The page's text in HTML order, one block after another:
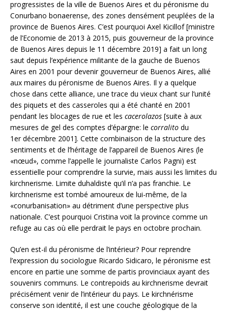
progressistes de la ville de Buenos Aires et du péronisme du
Conurbano bonaerense, des zones densément peuplées de la
province de Buenos Aires. C’est pourquoi Axel Kicillof [ministre
de l’Economie de 2013 à 2015, puis gouverneur de la province
de Buenos Aires depuis le 11 décembre 2019] a fait un long
saut depuis l’expérience militante de la gauche de Buenos
Aires en 2001 pour devenir gouverneur de Buenos Aires, allié
aux maires du péronisme de Buenos Aires. Il y a quelque
chose dans cette alliance, une trace du vieux chant sur l’unité
des piquets et des casseroles qui a été chanté en 2001
pendant les blocages de rue et les cacerolazos [suite à aux
mesures de gel des comptes d’épargne: le corralito du
1er décembre 2001]. Cette combinaison de la structure des
sentiments et de l’héritage de l’appareil de Buenos Aires (le
«nœud», comme l’appelle le journaliste Carlos Pagni) est
essentielle pour comprendre la survie, mais aussi les limites du
kirchnerisme. Limite duhaldiste qu’il n’a pas franchie. Le
kirchnerisme est tombé amoureux de lui-même, de la
«conurbanisation» au détriment d’une perspective plus
nationale. C’est pourquoi Cristina voit la province comme un
refuge au cas où elle perdrait le pays en octobre prochain.
Qu’en est-il du péronisme de l’intérieur? Pour reprendre
l’expression du sociologue Ricardo Sidicaro, le péronisme est
encore en partie une somme de partis provinciaux ayant des
souvenirs communs. Le contrepoids au kirchnerisme devrait
précisément venir de l’intérieur du pays. Le kirchnérisme
conserve son identité, il est une couche géologique de la